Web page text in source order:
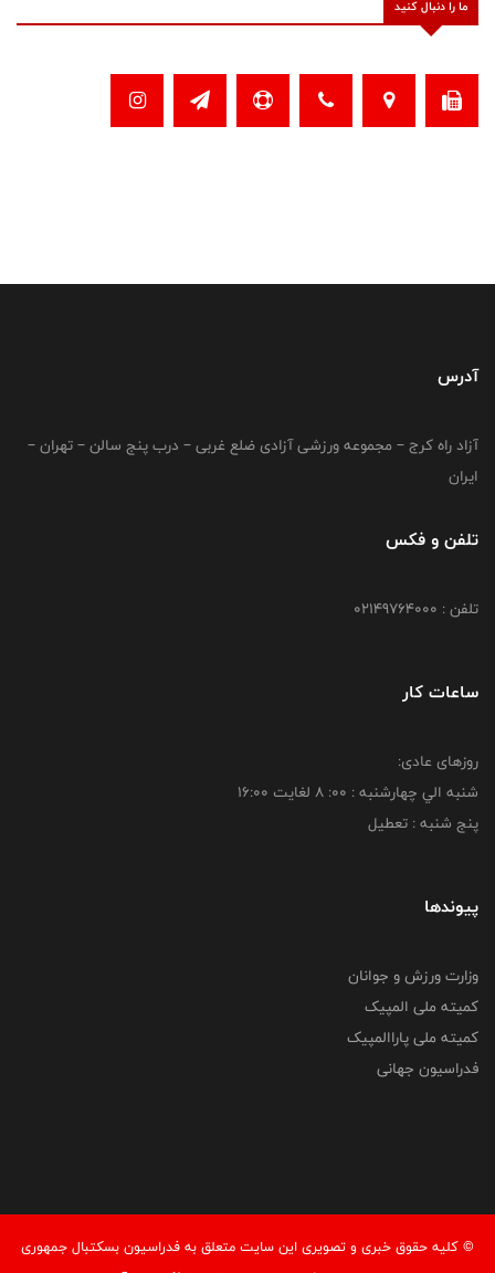
ما را دنبال کنید
آدرس
آزاد راه کرج – مجموعه ورزشی آزادی ضلع غربی – درب پنج سالن – تهران –
ایران
تلفن و فکس
تلفن : 02149764000
ساعات کار
روزهای عادی:
شنبه الي چهارشنبه : 00: 8 لغايت 16:00
پنج شنبه : تعطیل
پیوندها
وزارت ورزش و جوانان
کمیته ملی المپیک
کمیته ملی پاراالمپیک
فدراسیون جهانی
© کليه حقوق خبری و تصويری اين سايت متعلق به فدراسیون بسکتبال جمهوری